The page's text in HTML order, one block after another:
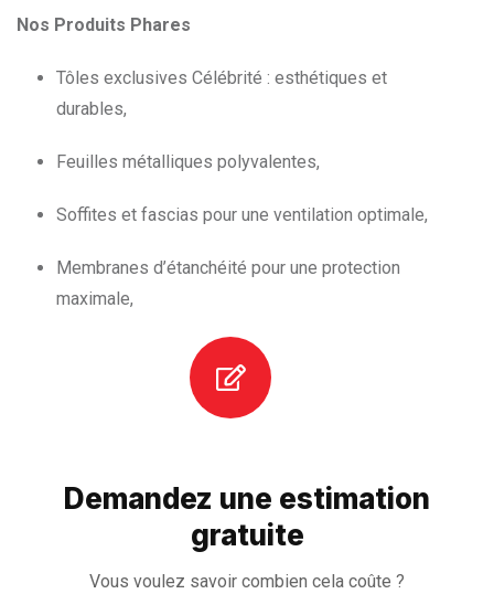
Nos Produits Phares
Tôles exclusives Célébrité : esthétiques et
durables,
Feuilles métalliques polyvalentes,
Soffites et fascias pour une ventilation optimale,
Membranes d’étanchéité pour une protection
maximale,
Demandez une estimation
gratuite
Vous voulez savoir combien cela coûte ?